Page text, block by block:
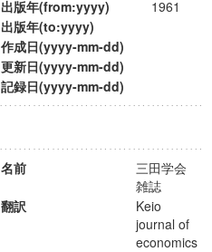
出版年(from:yyyy)
1961
出版年(to:yyyy)
作成日(yyyy-mm-dd)
更新日(yyyy-mm-dd)
記録日(yyyy-mm-dd)
名前
三田学会
雑誌
翻訳
Keio
journal of
economics